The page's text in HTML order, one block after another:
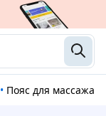
• Пояс для массажа